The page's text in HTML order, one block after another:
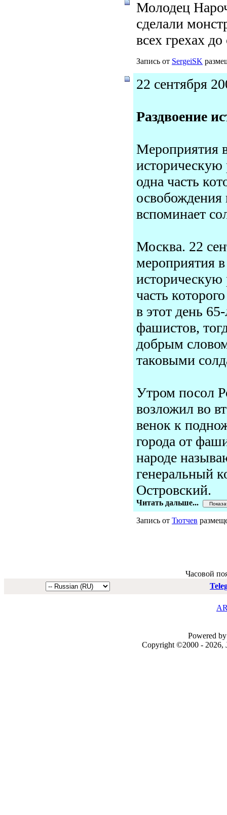
Молодец
сделали
всех грехах
Запись от SergeiSK
22 сентября
Раздвоение
Мероприятия
историческую
одна часть
освобождения
вспоминает
Москва. 22
мероприятия в
историческую
часть
в этот день
фашистов,
добрым
таковыми
Утром посол
возложил во
венок к
города от
народе
генеральный
Островский.
Читать дальше...
Запись от Тютчев
Часовой
Powered
Copyright ©2000 - 2026,